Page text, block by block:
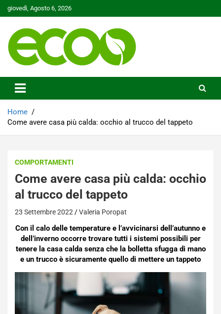
Skip
to
giovedì, Agosto 6, 2026
Ecoo.it
Home
Come avere casa più calda: occhio al trucco del tappeto
COMPORTAMENTI
Come avere casa più calda: occhio
al trucco del tappeto
23 Settembre 2022 Valeria Poropat
Con il calo delle temperature e l’avvicinarsi dell’autunno e
dell’inverno occorre trovare tutti i sistemi possibili per
tenere la casa calda senza che la bolletta sfugga di mano
e un trucco è sicuramente quello di mettere un tappeto